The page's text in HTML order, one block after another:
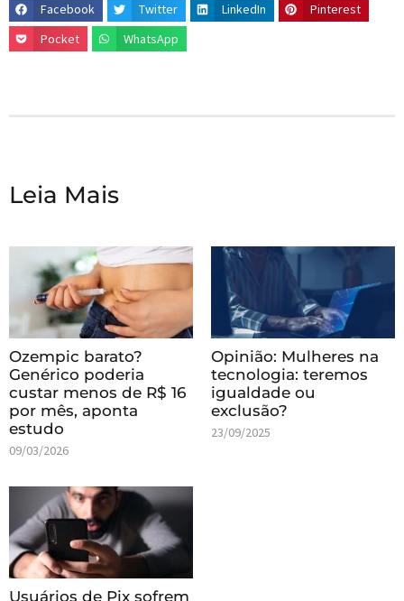
Facebook Twitter LinkedIn
Pinterest
Pocket
WhatsApp
Leia Mais
Ozempic barato?
Genérico poderia
custar menos de R$ 16
por mês, aponta
estudo
09/03/2026
Opinião: Mulheres na
tecnologia: teremos
igualdade ou
exclusão?
23/09/2025
Usuários de Pix sofrem